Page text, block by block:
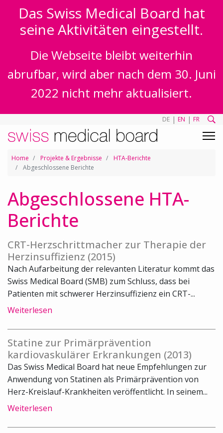
Das Swiss Medical Board hat
seine Aktivitäten eingestellt.
Die Webseite bleibt weiterhin
abrufbar, wird aber nach dem 30. Juni
2022 nicht mehr aktualisiert.
DE | EN | FR
Home Projekte & Ergebnisse
HTA-Berichte
Abgeschlossene Berichte
Abgeschlossene HTA-
Berichte
CRT-Herzschrittmacher zur Therapie der
Herzinsuffizienz (2015)
Nach Aufarbeitung der relevanten Literatur kommt das
Swiss Medical Board (SMB) zum Schluss, dass bei
Patienten mit schwerer Herzinsuffizienz ein CRT-...
Weiterlesen
Statine zur Primärprävention
kardiovaskulärer Erkrankungen (2013)
Das Swiss Medical Board hat neue Empfehlungen zur
Anwendung von Statinen als Primärprävention von
Herz-Kreislauf-Krankheiten veröffentlicht. In seinem...
Weiterlesen